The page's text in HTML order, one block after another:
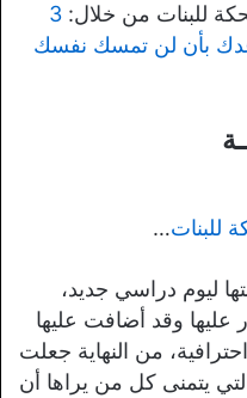
للبنات من خلال: 3
بأن لن تمسك نفسك
…
ليوم دراسي جديد،
عليها وقد أضافت عليها
من النهاية جعلت
التي يتمنى كل من يراها أن